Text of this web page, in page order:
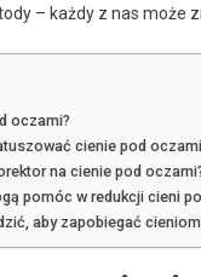
– każdy z nas może
oczami?
cienie pod
na cienie pod
pomóc w redukcji cieni
aby zapobiegać